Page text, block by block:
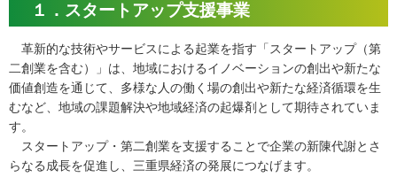
１．スタートアップ支援事業
革新的な技術やサービスによる起業を指す「スタートアップ（第
二創業を含む）」は、地域におけるイノベーションの創出や新たな
価値創造を通じて、多様な人の働く場の創出や新たな経済循環を生
むなど、地域の課題解決や地域経済の起爆剤として期待されていま
す。
スタートアップ・第二創業を支援することで企業の新陳代謝とさ
らなる成長を促進し、三重県経済の発展につなげます。